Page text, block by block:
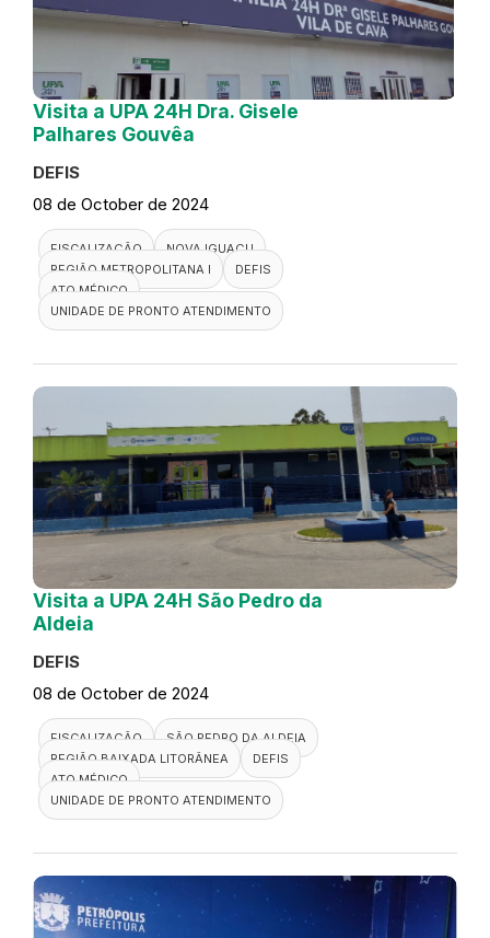
Visita a UPA 24H Dra. Gisele
Palhares Gouvêa
DEFIS
08 de October de 2024
FISCALIZAÇÃO
NOVA IGUAÇU
REGIÃO METROPOLITANA I
DEFIS
ATO MÉDICO
UNIDADE DE PRONTO ATENDIMENTO
Visita a UPA 24H São Pedro da
Aldeia
DEFIS
08 de October de 2024
FISCALIZAÇÃO
SÃO PEDRO DA ALDEIA
REGIÃO BAIXADA LITORÂNEA
DEFIS
ATO MÉDICO
UNIDADE DE PRONTO ATENDIMENTO